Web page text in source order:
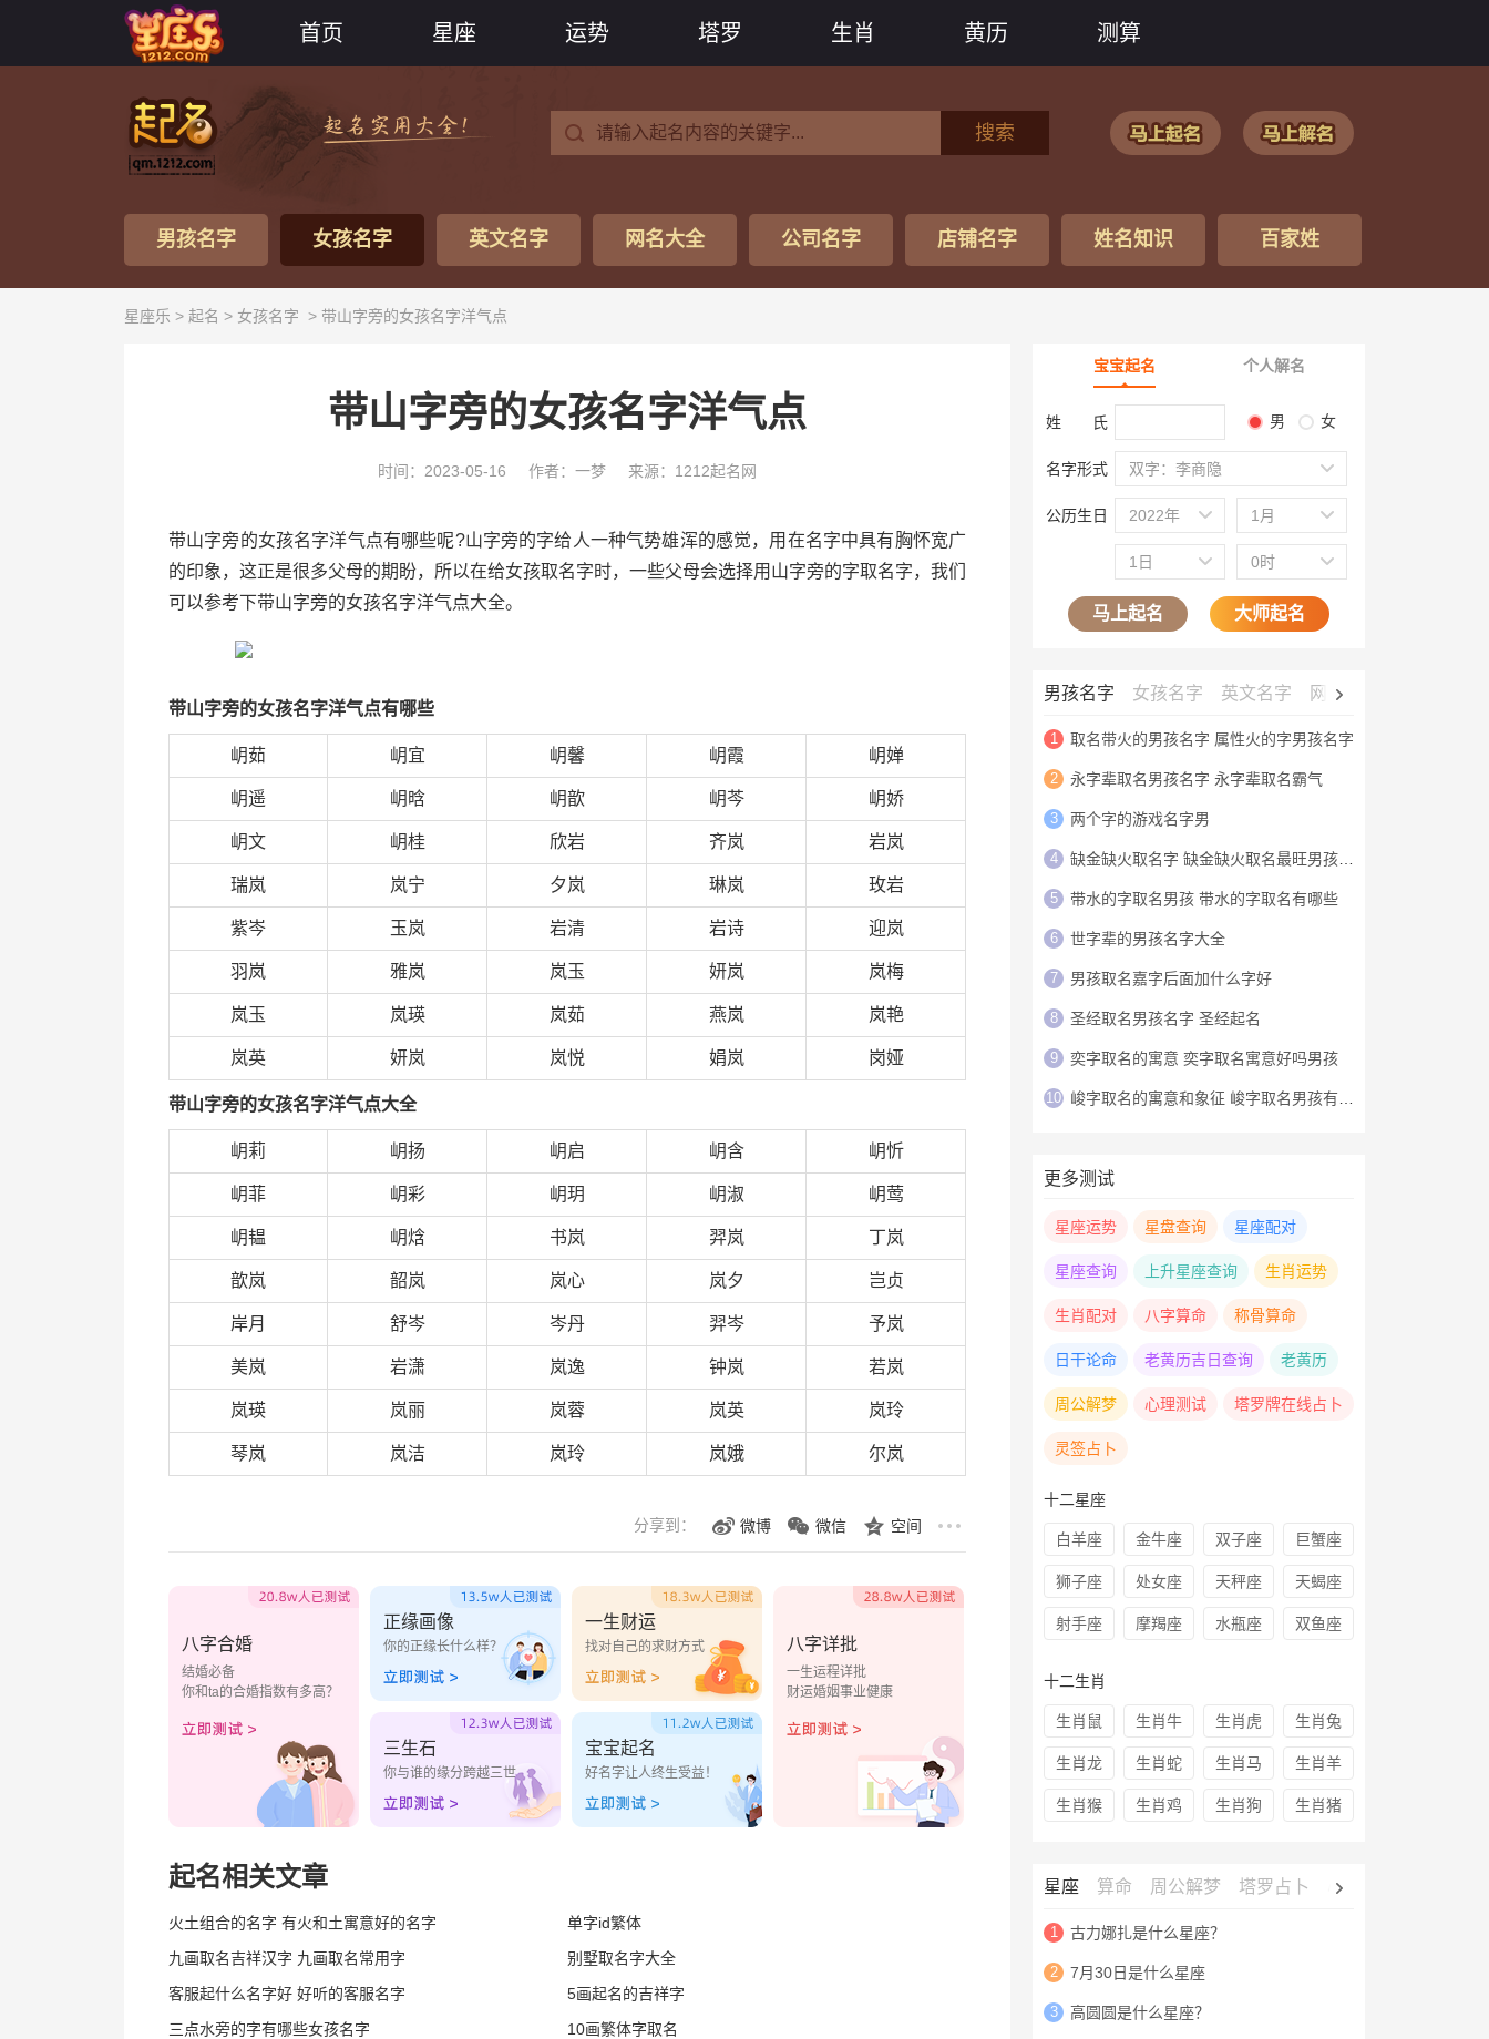
首页 星座 运势 塔罗 生肖 黄历 测算
搜索
男孩名字 女孩名字 英文名字 网名大全 公司名字 店铺名字 姓名知识 百家姓
星座乐 > 起名 > 女孩名字 > 带山字旁的女孩名字洋气点
带山字旁的女孩名字洋气点
时间：2023-05-16 作者：一梦 来源：1212起名网
带山字旁的女孩名字洋气点有哪些呢?山字旁的字给人一种气势雄浑的感觉，用在名字中具有胸怀宽广
的印象，这正是很多父母的期盼，所以在给女孩取名字时，一些父母会选择用山字旁的字取名字，我们
可以参考下带山字旁的女孩名字洋气点大全。
带山字旁的女孩名字洋气点有哪些
岄茹 岄宜 岄馨 岄霞 岄婵
岄遥 岄晗 岄歆 岄芩 岄娇
岄文 岄桂 欣岩 齐岚 岩岚
瑞岚 岚宁 夕岚 琳岚 玫岩
紫岑 玉岚 岩清 岩诗 迎岚
羽岚 雅岚 岚玉 妍岚 岚梅
岚玉 岚瑛 岚茹 燕岚 岚艳
岚英 妍岚 岚悦 娟岚 岗娅
带山字旁的女孩名字洋气点大全
岄莉 岄扬 岄启 岄含 岄忻
岄菲 岄彩 岄玥 岄淑 岄莺
岄韫 岄焓 书岚 羿岚 丁岚
歆岚 韶岚 岚心 岚夕 岂贞
岸月 舒岑 岑丹 羿岑 予岚
美岚 岩潇 岚逸 钟岚 若岚
岚瑛 岚丽 岚蓉 岚英 岚玲
琴岚 岚洁 岚玲 岚娥 尔岚
分享到： 微博 微信 空间
八字合婚
结婚必备
你和ta的合婚指数有多高？
正缘画像
你的正缘长什么样？
一生财运
找对自己的求财方式
三生石
你与谁的缘分跨越三世
宝宝起名
好名字让人终生受益！
八字详批
一生运程详批
财运婚姻事业健康
起名相关文章
火土组合的名字 有火和土寓意好的名字
单字id繁体
九画取名吉祥汉字 九画取名常用字
别墅取名字大全
客服起什么名字好 好听的客服名字
5画起名的吉祥字
三点水旁的字有哪些女孩名字
10画繁体字取名
宝宝起名 个人解名
姓 氏 男 女
名字形式 双字：李商隐
公历生日 2022年 1月
1日 0时
马上起名 大师起名
男孩名字 女孩名字 英文名字 网名大全
1 取名带火的男孩名字 属性火的字男孩名字
2 永字辈取名男孩名字 永字辈取名霸气
3 两个字的游戏名字男
4 缺金缺火取名字 缺金缺火取名最旺男孩名字
5 带水的字取名男孩 带水的字取名有哪些
6 世字辈的男孩名字大全
7 男孩取名嘉字后面加什么字好
8 圣经取名男孩名字 圣经起名
9 奕字取名的寓意 奕字取名寓意好吗男孩
10 峻字取名的寓意和象征 峻字取名男孩有寓意
更多测试
星座运势 星盘查询 星座配对
星座查询 上升星座查询 生肖运势
生肖配对 八字算命 称骨算命
日干论命 老黄历吉日查询 老黄历
周公解梦 心理测试 塔罗牌在线占卜
灵签占卜
十二星座
白羊座 金牛座 双子座 巨蟹座
狮子座 处女座 天秤座 天蝎座
射手座 摩羯座 水瓶座 双鱼座
十二生肖
生肖鼠 生肖牛 生肖虎 生肖兔
生肖龙 生肖蛇 生肖马 生肖羊
生肖猴 生肖鸡 生肖狗 生肖猪
星座 算命 周公解梦 塔罗占卜 心理测试
1 古力娜扎是什么星座？
2 7月30日是什么星座
3 高圆圆是什么星座？